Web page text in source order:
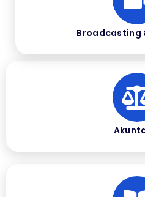
Broadcasting